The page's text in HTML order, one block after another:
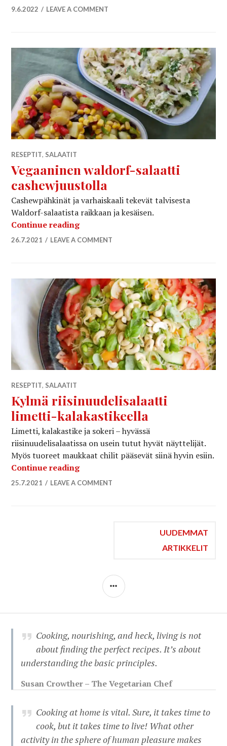
9.6.2022 LEAVE A COMMENT
RESEPTIT, SALAATIT
Vegaaninen waldorf-salaatti
cashewjuustolla
Cashewpähkinät ja varhaiskaali tekevät talvisesta
Waldorf-salaatista raikkaan ja kesäisen.
Continue readingVegaaninen waldorf-salaatti
26.7.2021 LEAVE A COMMENT
RESEPTIT, SALAATIT
Kylmä riisinuudelisalaatti
limetti-kalakastikeella
Limetti, kalakastike ja sokeri – hyvässä
riisinuudelisalaatissa on usein tutut hyvät näyttelijät.
Myös tuoreet maukkaat chilit pääsevät siinä hyvin esiin.
Continue readingKylmä riisinuudelisalaatti limetti-
25.7.2021 LEAVE A COMMENT
UUDEMMAT
ARTIKKELIT
SIDEBAR
Cooking, nourishing, and heck, living is not
about finding the perfect recipes. It’s about
understanding the basic principles.
Susan Crowther – The Vegetarian Chef
Cooking at home is vital. Sure, it takes time to
cook, but it takes time to live! What other
activity in the sphere of human pleasure makes